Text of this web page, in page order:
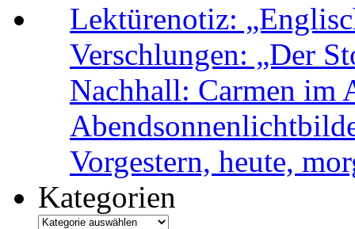
Lektürenotiz:
Verschlungen: „Der
Nachhall: Carmen im
Vorgestern, heute,
Kategorien